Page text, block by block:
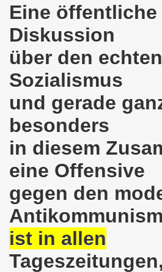
Eine öffentliche
Diskussion
über den echten
Sozialismus
und gerade
besonders
in diesem
eine Offensive
gegen den
ist in allen
Tageszeitungen,
Gelsenkirchener
ist mit den
- der Kultursaal und das
und wirklich sehr kreativ:
am 07.07.2018 aktiver
am 09. Juli 2018
am 18.06.2018 als
ergreift Initiative zur
am 28.05.2018